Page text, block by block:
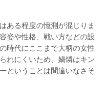
ある程度の憶測が混じりま
姿や性格、戦い方などの設
時代にここまで大柄の女性
れにくいため、媧燐はキン
ということは間違いなさそ